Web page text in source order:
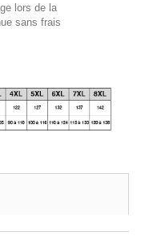
lors de la
sans frais